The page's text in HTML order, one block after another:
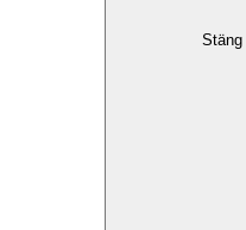
Stäng